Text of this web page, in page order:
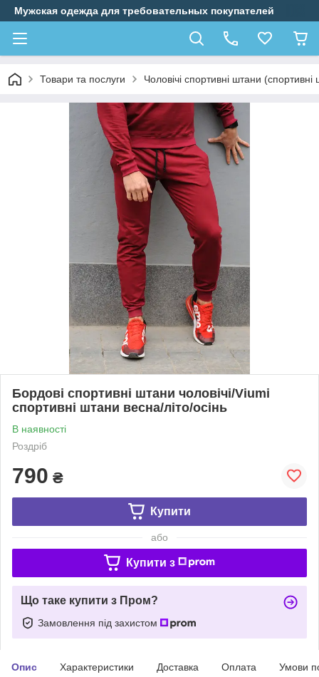
Мужская одежда для требовательных покупателей
Товари та послуги Чоловічі спортивні штани (спортивні
Бордові спортивні штани чоловічі/Viumi
спортивні штани весна/літо/осінь
В наявності
Роздріб
790 ₴
Купити
або
Купити з
Що таке купити з Пром?
Замовлення під захистом
Опис Характеристики Доставка Оплата Умови